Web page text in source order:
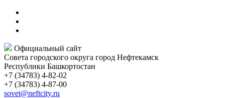
Официальный сайт
Совета городского округа город Нефтекамск
Республики Башкортостан
+7 (34783) 4-82-02
+7 (34783) 4-87-00
sovet@neftcity.ru